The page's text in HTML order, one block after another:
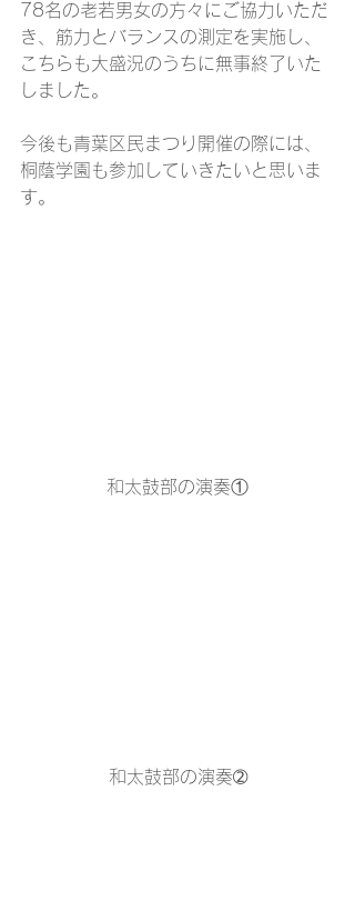
78名の老若男女の方々にご協力いただ
き、筋力とバランスの測定を実施し、
こちらも大盛況のうちに無事終了いた
しました。
今後も青葉区民まつり開催の際には、
桐蔭学園も参加していきたいと思いま
す。
和太鼓部の演奏①
和太鼓部の演奏➁